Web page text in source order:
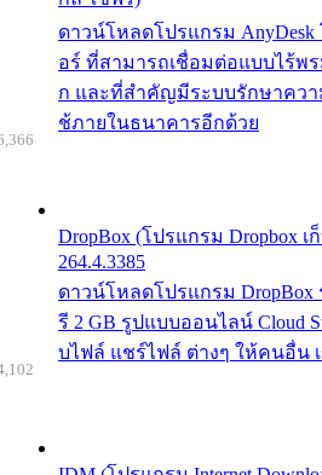
ดาวน์โหลดโปรแกรม
อร์ ที่สามารถเชื่อมต่อแบบไร้พ
ก และที่สำคัญมีระบบรักษาคว
ช้ภายในธนาคารอีกด้วย
DropBox (โปรแกรม Dropbox
264.4.3385
ดาวน์โหลดโปรแกรม DropBox
รี 2 GB รูปแบบออนไลน์ Cloud
บไฟล์ แชร์ไฟล์ ต่างๆ ให้คนอื่น